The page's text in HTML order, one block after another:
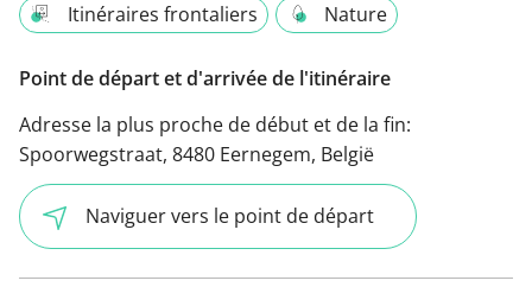
Itinéraires frontaliers Nature
Point de départ et d'arrivée de l'itinéraire
Adresse la plus proche de début et de la fin:
Spoorwegstraat, 8480 Eernegem, België
Naviguer vers le point de départ